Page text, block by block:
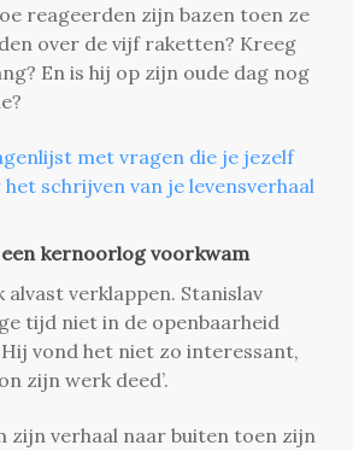
reageerden zijn bazen toen ze
over de vijf raketten? Kreeg
En is hij op zijn oude dag nog
met vragen die je jezelf
schrijven van je levensverhaal
een kernoorlog voorkwam
alvast verklappen. Stanislav
tijd niet in de openbaarheid
vond het niet zo interessant,
zijn werk deed’.
zijn verhaal naar buiten toen zijn